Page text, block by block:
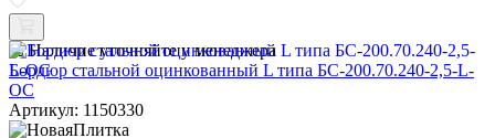
Наличие уточняйте у менеджера
Бордюр стальной оцинкованный L типа БС-200.70.240-2,5-L-
ОС
Артикул: 1150330